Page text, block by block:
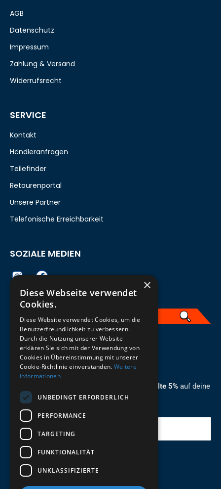
ZUM NEWSLETTER ANMELDEN
Melde dich jetzt zum Newsletter an und erhalte 5% auf deine
erste Bestellung.
Deine Email
Abschicken
AGB
Datenschutz
Impressum
Zahlung & Versand
Widerrufsrecht
SERVICE
Kontakt
Händleranfragen
Teilefinder
Retourenportal
Unsere Partner
Telefonische Erreichbarkeit
SOZIALE MEDIEN
German
×
Diese Webseite verwendet
Cookies.
Diese Website verwendet Cookies, um die
Benutzerfreundlichkeit zu verbessern.
Durch die Nutzung unserer Website
erklären Sie sich mit der Verwendung von
Cookies in Übereinstimmung mit unserer
Cookie-Richtlinie einverstanden. Weitere
Informationen
UNBEDINGT ERFORDERLICH
PERFORMANCE
TARGETING
FUNKTIONALITÄT
UNKLASSIFIZIERTE